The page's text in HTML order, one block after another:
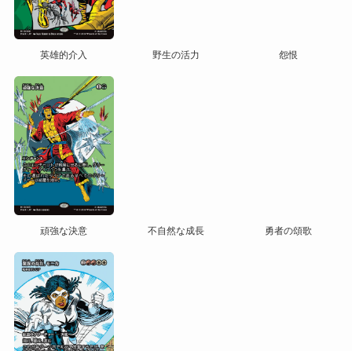
英雄的介入 野生の活力 怨恨
頑強な決意 不自然な成長 勇者の頌歌